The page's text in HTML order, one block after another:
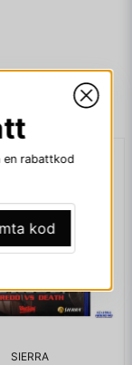
SIERRA
en rabattkod
kod